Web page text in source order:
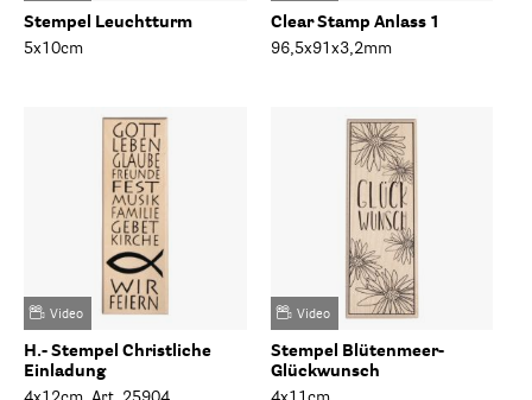
Stempel Leuchtturm
5x10cm
Clear Stamp Anlass 1
96,5x91x3,2mm
Video
H.- Stempel Christliche
Einladung
Video
Stempel Blütenmeer-
Glückwunsch